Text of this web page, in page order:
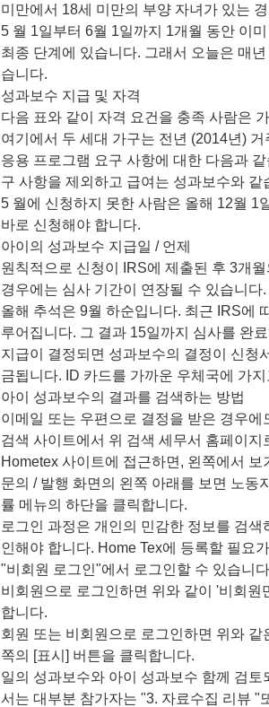
미만에서 18세 미만의 부양 자녀가 있는
5 월 1일부터 6월 1일까지 1개월 동안 이
최종 단계에 있습니다. 그래서 오늘은 매
습니다.
성과보수 지급 및 자격
다음 표와 같이 자격 요건을 충족 사람은
여기에서 두 세대 가구는 전년 (2014년)
응용 프로그램 요구 사항에 대한 다음과
구 사항을 제외하고 급여는 성과보수와 같
5 월에 신청하지 못한 사람은 올해 12월 1
바로 신청해야 합니다.
아이의 성과보수 지급일 / 언제
원칙적으로 신청이 IRS에 제출된 후 3개
경우에는 심사 기간이 연장될 수 있습니다.
올해 추석은 9월 하순입니다. 최근 IRS에
루어집니다. 그 결과 15일까지 심사를 완
지급이 결정되면 성과보수의 결정이 신청
금됩니다. ID 카드를 가까운 우체국에 가
아이 성과보수의 결과를 검색하는 방법
이메일 또는 우편으로 결정을 받은 경우
검색 사이트에서 위 검색 세무서 홈페이지
Hometex 사이트에 접근하면, 왼쪽에서
문의 / 발행 화면의 왼쪽 아래를 보면 노동
률 메뉴의 하단을 클릭합니다.
로그인 과정은 개인의 민감한 정보를 검
인해야 합니다. Home Tex에 등록할 필요
"비회원 로그인"에서 로그인할 수 있습니
비회원으로 로그인하면 위와 같이 '비회
합니다.
회원 또는 비회원으로 로그인하면 위와
쪽의 [표시] 버튼을 클릭합니다.
일의 성과보수와 아이 성과보수 함께 검
서는 대부분 참가자는 "3. 자료수집 리뷰 "